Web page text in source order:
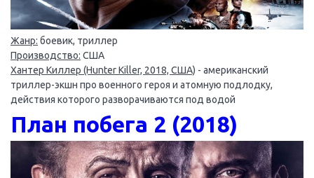
Жанр: боевик, триллер
Производство: США
Хантер Киллер (Hunter Killer, 2018, США) - американский
триллер-экшн про военного героя и атомную подлодку,
действия которого разворачиваются под водой
План побега 2 (2018)